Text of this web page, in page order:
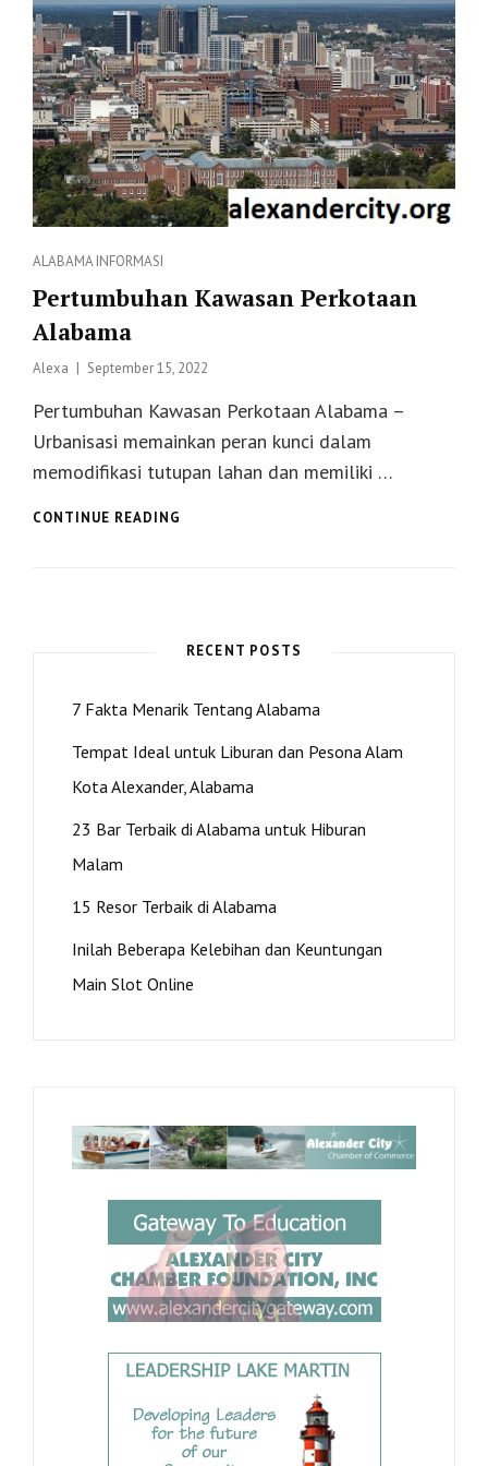
Categories
ALABAMAINFORMASI
Pertumbuhan Kawasan Perkotaan
Alabama
Alexa
Posted
September 15, 2022
Pertumbuhan Kawasan Perkotaan Alabama –
Urbanisasi memainkan peran kunci dalam
memodifikasi tutupan lahan dan memiliki …
CONTINUE READING
RECENT POSTS
7 Fakta Menarik Tentang Alabama
Tempat Ideal untuk Liburan dan Pesona Alam
Kota Alexander, Alabama
23 Bar Terbaik di Alabama untuk Hiburan
Malam
15 Resor Terbaik di Alabama
Inilah Beberapa Kelebihan dan Keuntungan
Main Slot Online